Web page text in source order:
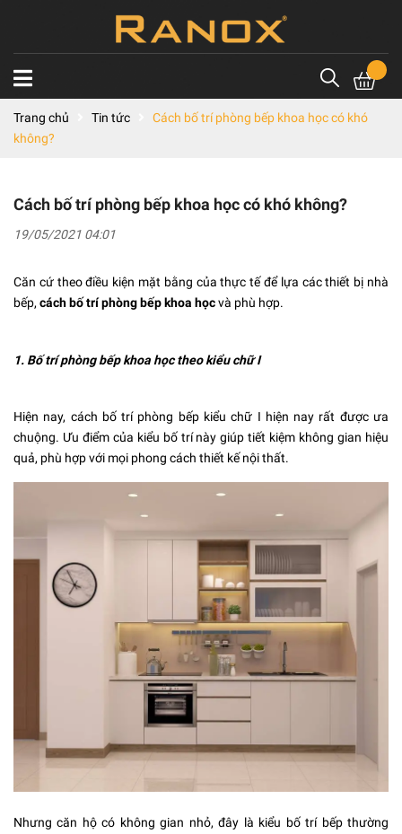
Trang chủ Tin tức
Cách bố trí phòng bếp khoa học có khó
không?
Cách bố trí phòng bếp khoa học có khó không?
19/05/2021 04:01
Căn cứ theo điều kiện mặt bằng của thực tế để lựa cácthiết bị nhà
bếp, cách bố trí phòng bếp khoa họcvà phù hợp.
1. Bố trí phòng bếp khoa học theo kiểu chữ I
Hiện nay, cách bố trí phòng bếp kiểu chữ I hiện nay rất được ưa
chuộng. Ưu điểm của kiểu bố trí này giúp tiết kiệm không gian hiệu
quả, phù hợp với mọi phong cách thiết kế nội thất.
Nhưng căn hộ có không gian nhỏ, đây là kiểu bố trí bếp thường